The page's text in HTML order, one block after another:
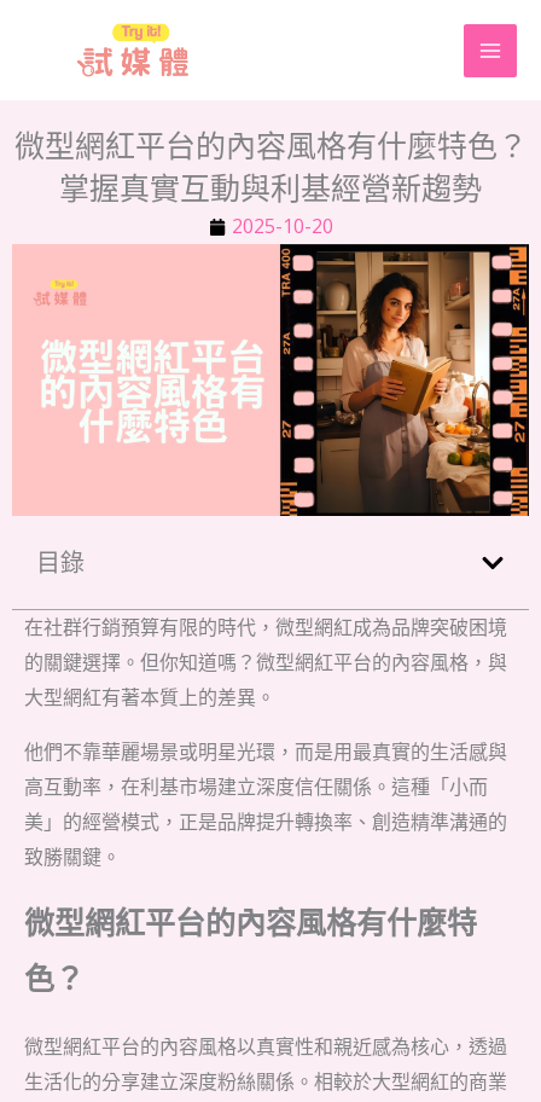
要微型網紅平台的內容風格有什麼特色？
掌握真實互動與利基經營新趨勢
2025-10-20
目錄
在社群行銷預算有限的時代，微型網紅成為品牌突破困境
的關鍵選擇。但你知道嗎？微型網紅平台的內容風格，與
大型網紅有著本質上的差異。
他們不靠華麗場景或明星光環，而是用最真實的生活感與
高互動率，在利基市場建立深度信任關係。這種「小而
美」的經營模式，正是品牌提升轉換率、創造精準溝通的
致勝關鍵。
微型網紅平台的內容風格有什麼特
色？
微型網紅平台的內容風格以真實性和親近感為核心，透過
生活化的分享建立深度粉絲關係。相較於大型網紅的商業